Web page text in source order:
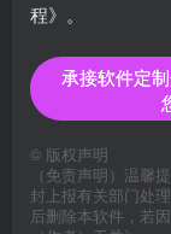
程》。
承接软件定
© 版权声明
（免责声明）温馨
封上报有关部门处
后删除本软件，若